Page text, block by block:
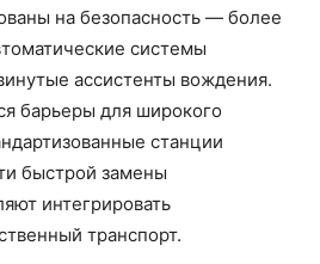
на безопасность — более
системы
ассистенты вождения.
барьеры для широкого
станции
быстрой замены
интегрировать
транспорт.